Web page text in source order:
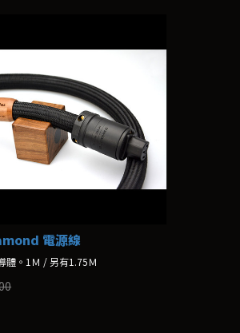
電源線
體。1Ｍ / 另有1.75Ｍ